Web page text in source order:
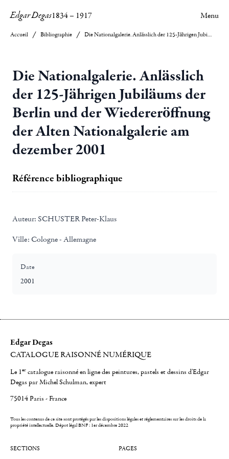
Edgar Degas1834– 1917 Menu
Accueil Bibliographie Die Nationalgalerie. Anlässlich der 125-Jährigen Jubiläums der Berlin und der Wiedereröffnung der Alten Nationalgalerie am dezember 2001
Die Nationalgalerie. Anlässlich
der 125-Jährigen Jubiläums der
Berlin und der Wiedereröffnung
der Alten Nationalgalerie am
dezember 2001
Référence bibliographique
Auteur: SCHUSTER Peter-Klaus
Ville: Cologne - Allemagne
Date
2001
Edgar Degas
CATALOGUE RAISONNÉ NUMÉRIQUE
Le 1er catalogue raisonné en ligne des peintures, pastels et dessins d'Edgar
Degas par Michel Schulman, expert
75014 Paris - France
Tous les contenus de ce site sont protégés par les dispositions légales et réglementaires sur les droits de la
propriété intellectuelle.Dépot légal BNF : 1er décembre 2022
SECTIONS PAGES